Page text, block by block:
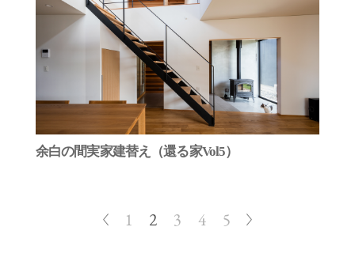
余白の間実家建替え（還る家Vol5）
1 2 3 4 5